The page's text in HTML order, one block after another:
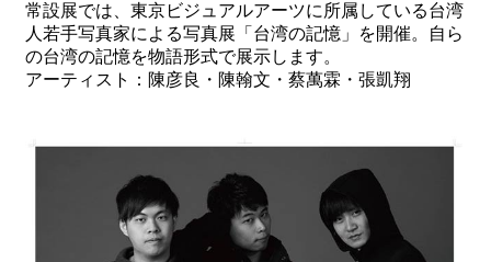
常設展では、東京ビジュアルアーツに所属している台湾
人若手写真家による写真展「台湾の記憶」を開催。自ら
の台湾の記憶を物語形式で展示します。
アーティスト：陳彦良・陳翰文・蔡萬霖・張凱翔